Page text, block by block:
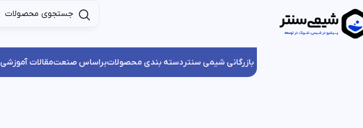
بازرگانی شیمی سنتر دسته بندی محصولاتبراساس صنعتمقالات آموزشی